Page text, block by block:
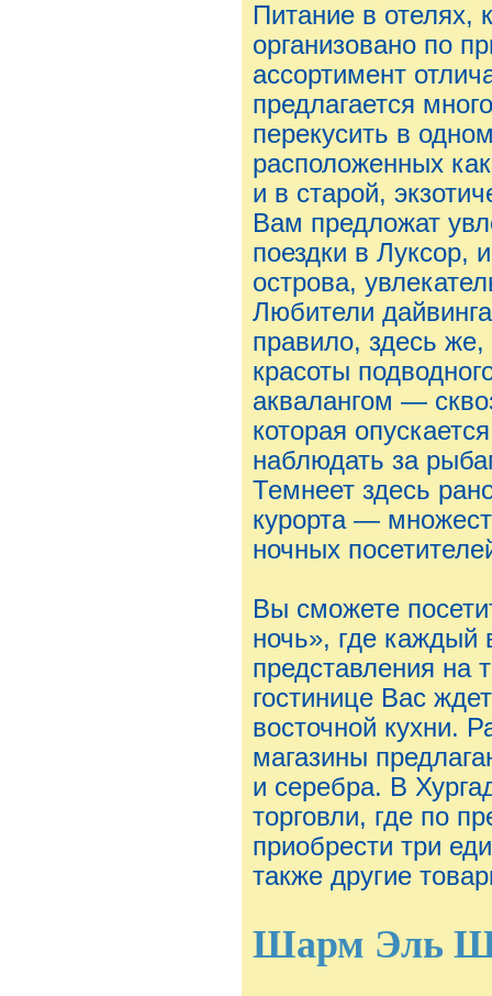
Питание в отелях,
организовано по
ассортимент
предлагается
перекусить в
расположенных
и в старой,
Вам предложат
поездки в Луксор,
острова,
Любители
правило, здесь же,
красоты
аквалангом —
которая
наблюдать за
Темнеет здесь
курорта —
ночных
Вы сможете
ночь», где каждый
представления на
гостинице Вас
восточной кухни.
магазины
и серебра. В
торговли, где по
приобрести три
также другие
Шарм Эль